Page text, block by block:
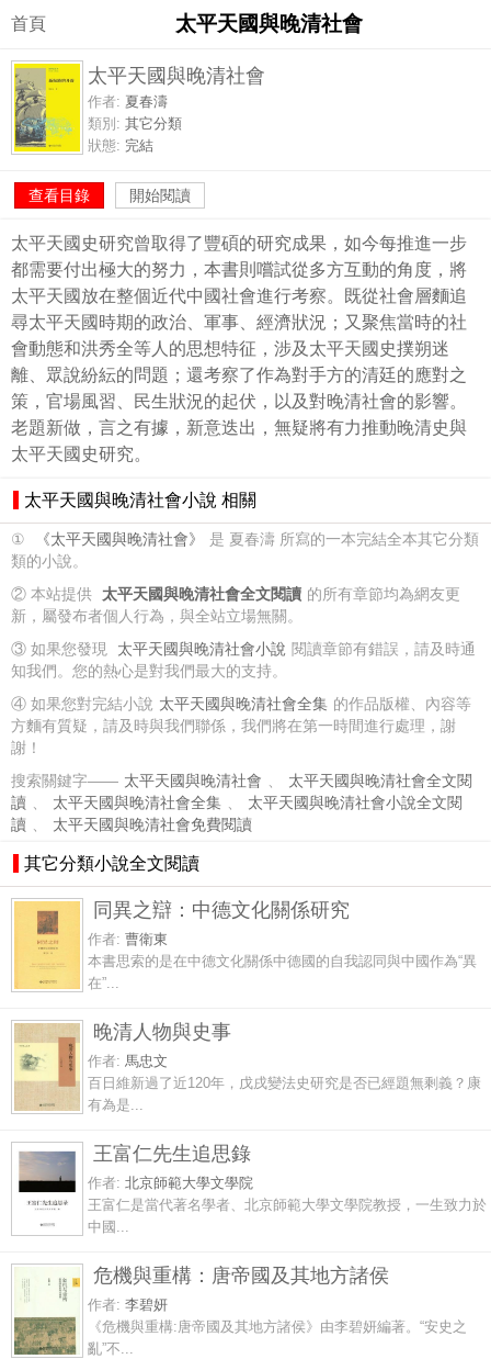
首頁 太平天國與晚清社會
太平天國與晚清社會
作者: 夏春濤
類別: 其它分類
狀態: 完結
查看目錄 開始閱讀
太平天國史研究曾取得了豐碩的研究成果，如今每推進一步
都需要付出極大的努力，本書則嚐試從多方互動的角度，將
太平天國放在整個近代中國社會進行考察。既從社會層麵追
尋太平天國時期的政治、軍事、經濟狀況；又聚焦當時的社
會動態和洪秀全等人的思想特征，涉及太平天國史撲朔迷
離、眾說紛紜的問題；還考察了作為對手方的清廷的應對之
策，官場風習、民生狀況的起伏，以及對晚清社會的影響。
老題新做，言之有據，新意迭出，無疑將有力推動晚清史與
太平天國史研究。
太平天國與晚清社會小說 相關
① 《太平天國與晚清社會》
是 夏春濤 所寫的一本完結全本其它分類
類的小說。
② 本站提供
太平天國與晚清社會全文閱讀 的所有章節均為網友更
新，屬發布者個人行為，與全站立場無關。
③ 如果您發現
太平天國與晚清社會小說 閱讀章節有錯誤，請及時通
知我們。您的熱心是對我們最大的支持。
④ 如果您對完結小說 太平天國與晚清社會全集 的作品版權、內容等
方麵有質疑，請及時與我們聯係，我們將在第一時間進行處理，謝
謝！
搜索關鍵字—— 太平天國與晚清社會 、
太平天國與晚清社會全文閱
讀 、 太平天國與晚清社會全集 、
太平天國與晚清社會小說全文閱
讀 、 太平天國與晚清社會免費閱讀
其它分類小說全文閱讀
同異之辯：中德文化關係研究
作者: 曹衛東
本書思索的是在中德文化關係中德國的自我認同與中國作為“異
在”...
晚清人物與史事
作者: 馬忠文
百日維新過了近120年，戊戌變法史研究是否已經題無剩義？康
有為是...
王富仁先生追思錄
作者: 北京師範大學文學院
王富仁是當代著名學者、北京師範大學文學院教授，一生致力於
中國...
危機與重構：唐帝國及其地方諸侯
作者: 李碧妍
《危機與重構:唐帝國及其地方諸侯》由李碧妍編著。“安史之
亂”不...